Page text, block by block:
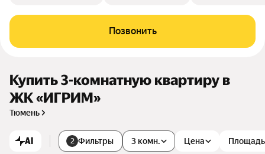
Позвонить
Купить 3-комнатную квартиру в
ЖК «ИГРИМ»
Тюмень
AI 2 Фильтры 3 комн. Цена Площадь